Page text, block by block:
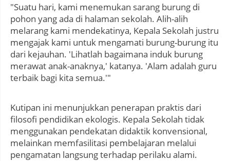
"Suatu hari, kami menemukan sarang burung di
pohon yang ada di halaman sekolah. Alih-alih
melarang kami mendekatinya, Kepala Sekolah justru
mengajak kami untuk mengamati burung-burung itu
dari kejauhan. 'Lihatlah bagaimana induk burung
merawat anak-anaknya,' katanya. 'Alam adalah guru
terbaik bagi kita semua.'"
Kutipan ini menunjukkan penerapan praktis dari
filosofi pendidikan ekologis. Kepala Sekolah tidak
menggunakan pendekatan didaktik konvensional,
melainkan memfasilitasi pembelajaran melalui
pengamatan langsung terhadap perilaku alami.